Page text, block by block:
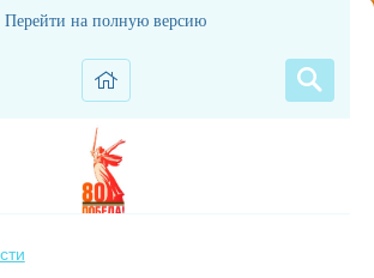
Перейти на полную версию